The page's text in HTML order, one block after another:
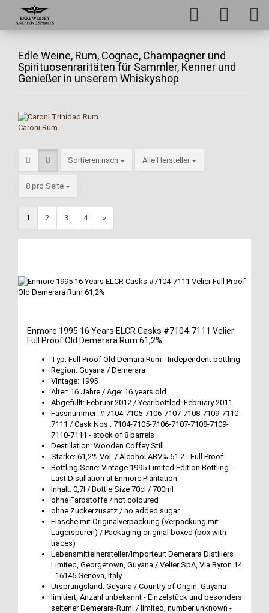
Edle Weine, Rum, Cognac, Champagner und
Spirituosenraritäten für Sammler, Kenner und
Genießer in unserem Whiskyshop
Caroni Rum
Sortieren nach Alle Hersteller
8 pro Seite
1 2 3 4 »
Enmore 1995 16 Years ELCR Casks #7104-7111 Velier
Full Proof Old Demerara Rum 61,2%
Typ: Full Proof Old Demara Rum - Independent bottling
Region: Guyana / Demerara
Vintage: 1995
Alter: 16 Jahre / Age: 16 years old
Abgefüllt: Februar 2012 / Year bottled: February 2011
Fassnummer: # 7104-7105-7106-7107-7108-7109-7110-
7111 / Cask Nos.: 7104-7105-7106-7107-7108-7109-
7110-7111 - stock of 8 barrels
Destillation: Wooden Coffey Still
Stärke: 61,2% Vol. / Alcohol ABV% 61.2 - Full Proof
Bottling Serie: Vintage 1995 Limited Edition Bottling -
Last Distillation at Enmore Plantation
Inhalt: 0,7l / Bottle Size 70cl / 700ml
ohne Farbstoffe / not coloured
ohne Zuckerzusatz / no added sugar
Flasche mit Originalverpackung (Verpackung mit
Lagerspuren) / Packaging original boxed (box with
traces)
Lebensmittelhersteller/Importeur: Demerara Distillers
Limited, Georgetown, Guyana / Velier SpA, Via Byron 14
- 16145 Genova, Italy
Ursprungsland: Guyana / Country of Origin: Guyana
limitiert, Anzahl unbekannt - Einzelstück und besonders
seltener Demerara-Rum! / limited, number unknown -